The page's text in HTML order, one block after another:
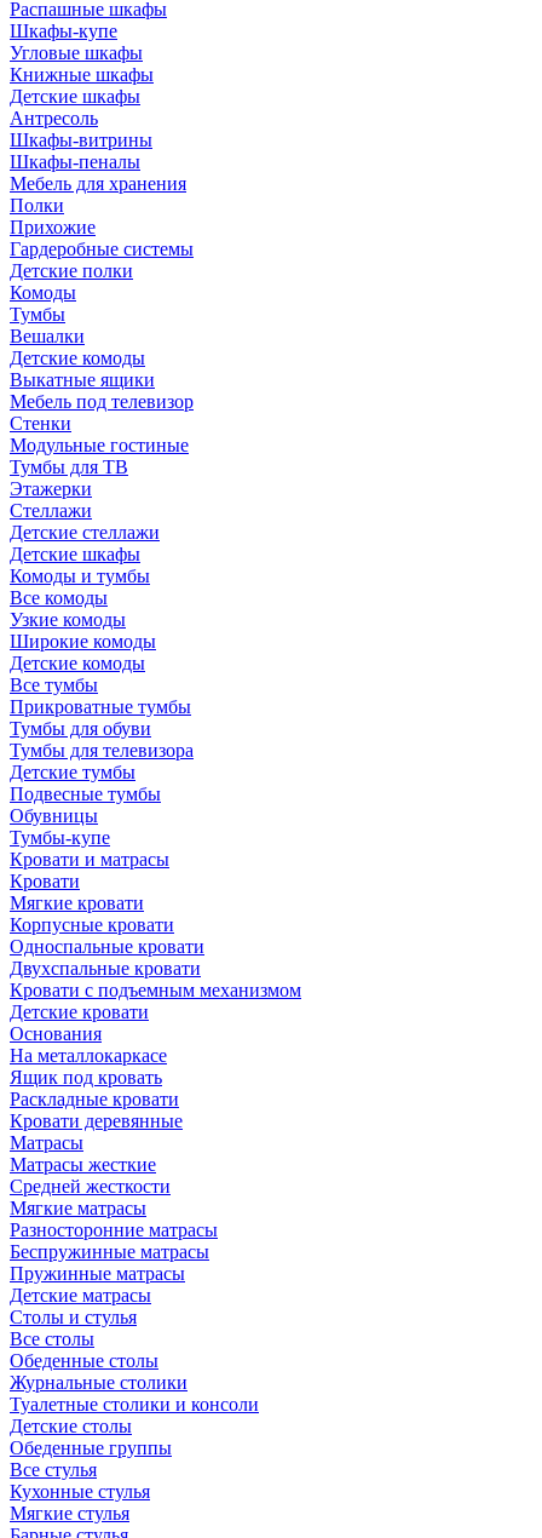
Распашные шкафы
Шкафы-купе
Угловые шкафы
Книжные шкафы
Детские шкафы
Антресоль
Шкафы-витрины
Шкафы-пеналы
Мебель для хранения
Полки
Прихожие
Гардеробные системы
Детские полки
Комоды
Тумбы
Вешалки
Детские комоды
Выкатные ящики
Мебель под телевизор
Стенки
Модульные гостиные
Тумбы для ТВ
Этажерки
Стеллажи
Детские стеллажи
Детские шкафы
Комоды и тумбы
Все комоды
Узкие комоды
Широкие комоды
Детские комоды
Все тумбы
Прикроватные тумбы
Тумбы для обуви
Тумбы для телевизора
Детские тумбы
Подвесные тумбы
Обувницы
Тумбы-купе
Кровати и матрасы
Кровати
Мягкие кровати
Корпусные кровати
Односпальные кровати
Двухспальные кровати
Кровати с подъемным механизмом
Детские кровати
Основания
На металлокаркасе
Ящик под кровать
Раскладные кровати
Кровати деревянные
Матрасы
Матрасы жесткие
Средней жесткости
Мягкие матрасы
Разносторонние матрасы
Беспружинные матрасы
Пружинные матрасы
Детские матрасы
Столы и стулья
Все столы
Обеденные столы
Журнальные столики
Туалетные столики и консоли
Детские столы
Обеденные группы
Все стулья
Кухонные стулья
Мягкие стулья